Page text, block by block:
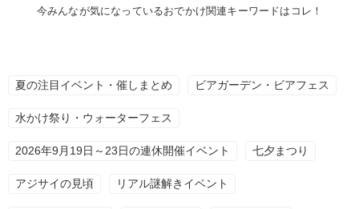
今みんなが気になっているおでかけ関連キーワードはコレ！
夏の注目イベント・催しまとめ ビアガーデン・ビアフェス
水かけ祭り・ウォーターフェス
2026年9月19日～23日の連休開催イベント 七夕まつり
アジサイの見頃 リアル謎解きイベント